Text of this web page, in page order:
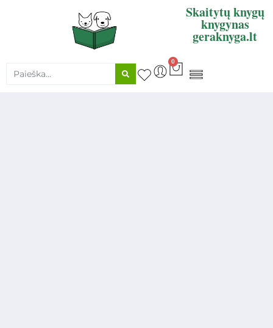
Skaitytų knygų
knygynas
geraknyga.lt
0